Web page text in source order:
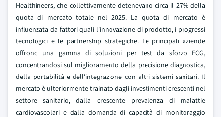
Healthineers, che collettivamente detenevano circa il 27% della
quota di mercato totale nel 2025. La quota di mercato è
influenzata da fattori quali l'innovazione di prodotto, i progressi
tecnologici e le partnership strategiche. Le principali aziende
offrono una gamma di soluzioni per test da sforzo ECG,
concentrandosi sul miglioramento della precisione diagnostica,
della portabilità e dell'integrazione con altri sistemi sanitari. Il
mercato è ulteriormente trainato dagli investimenti crescenti nel
settore sanitario, dalla crescente prevalenza di malattie
cardiovascolari e dalla domanda di capacità di monitoraggio